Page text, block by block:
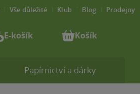
Papírnictví a dárky
Vše důležité Klub Blog Prodejny
E-košík Košík